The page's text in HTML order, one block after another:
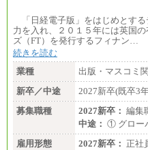
（４）
月給：201,000円
想定年収：360
年収例：
年収例は賞与含
※キャリアや能
定します
※残業手当：別
※固定給に固定
※試用期間中も
「日経電子版」をはじめとする
力を入れ、２０１５年には英国
ズ（FT）を発行するフィナン…
続きを読む
業種
出版・マスコミ
新卒／中途
2027新卒(既卒3
募集職種
2027新卒： 編集
中途： ① グロー
雇用形態
2027新卒： 正社